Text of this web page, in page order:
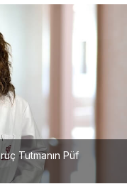
Tutmanın Püf